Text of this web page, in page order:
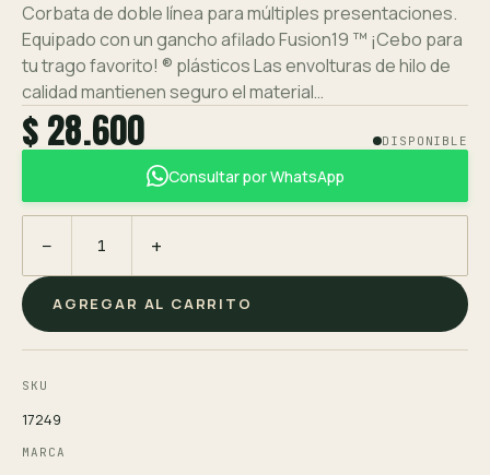
Corbata de doble línea para múltiples presentaciones.
Equipado con un gancho afilado Fusion19 ™ ¡Cebo para
tu trago favorito! ® plásticos Las envolturas de hilo de
calidad mantienen seguro el material…
$ 28.600 DISPONIBLE
Consultar por WhatsApp
− +
AGREGAR AL CARRITO
SKU
17249
MARCA